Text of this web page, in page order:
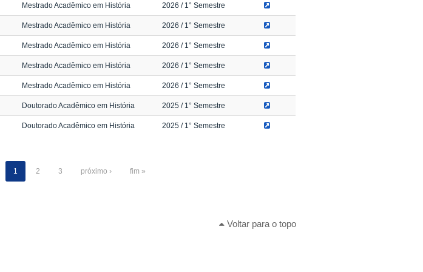
Mestrado Acadêmico em História 2026 / 1° Semestre
Mestrado Acadêmico em História 2026 / 1° Semestre
Mestrado Acadêmico em História 2026 / 1° Semestre
Mestrado Acadêmico em História 2026 / 1° Semestre
Mestrado Acadêmico em História 2026 / 1° Semestre
Doutorado Acadêmico em História 2025 / 1° Semestre
Doutorado Acadêmico em História 2025 / 1° Semestre
1 2 3 próximo › fim »
Voltar para o topo